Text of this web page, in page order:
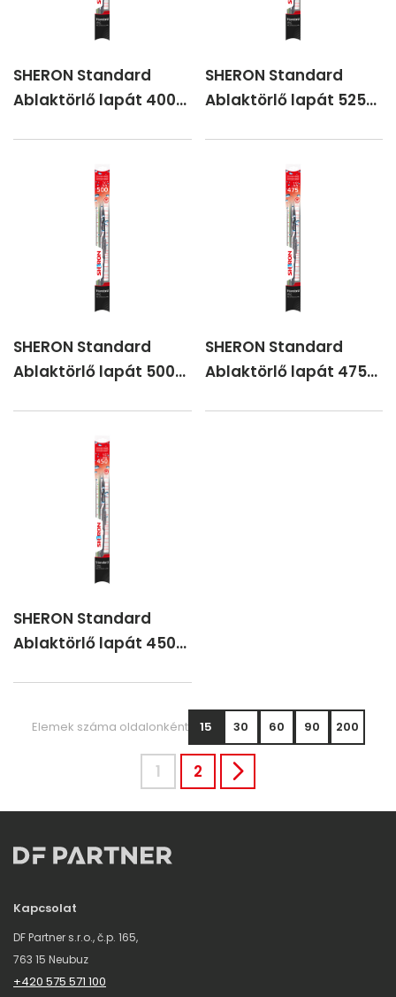
SHERON Standard
Ablaktörlő lapát 400
SHERON Standard
Ablaktörlő lapát 525
SHERON Standard
Ablaktörlő lapát 500
SHERON Standard
Ablaktörlő lapát 475
SHERON Standard
Ablaktörlő lapát 450
Elemek száma oldalonként 15 30 60 90 200
1 2
Kapcsolat
DF Partner s.r.o., č.p. 165,
763 15 Neubuz
+420 575 571 100